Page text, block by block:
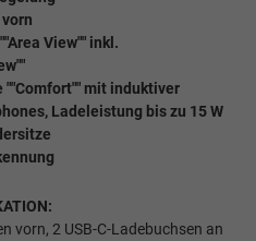
View"" inkl.
mit induktiver
Ladeleistung bis zu 15 W
vorn, 2 USB-C-Ladebuchsen an